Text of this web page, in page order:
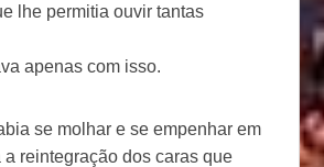
lhe permitia ouvir tantas
apenas com isso.
se molhar e se empenhar em
a reintegração dos caras que